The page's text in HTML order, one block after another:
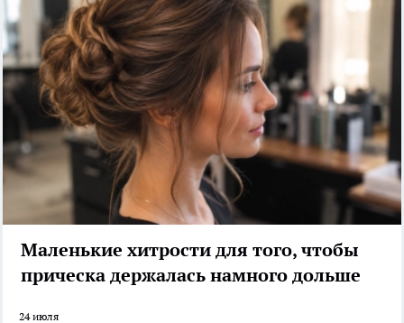
Маленькие хитрости для того, чтобы
прическа держалась намного дольше
24 июля